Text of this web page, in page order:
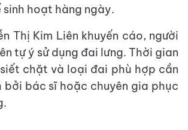
sinh hoạt hàng ngày.
Thị Kim Liên khuyến cáo, người
tự ý sử dụng đai lưng. Thời gian
chặt và loại đai phù hợp cần
bởi bác sĩ hoặc chuyên gia phục